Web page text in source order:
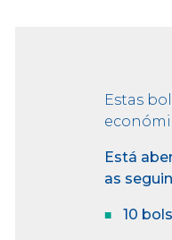
Estas
Está
as
10